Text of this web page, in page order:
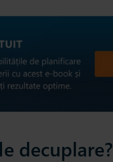
decuplare?